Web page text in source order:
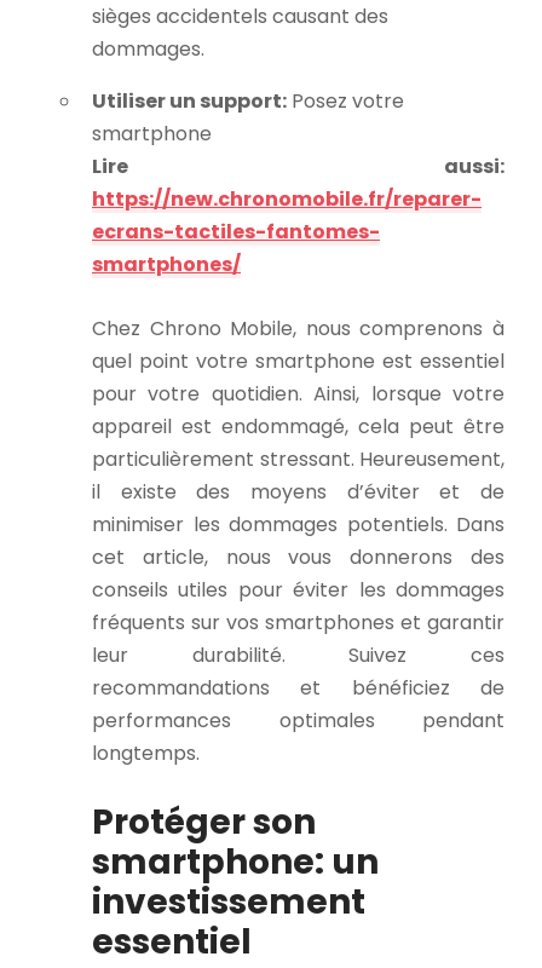
sièges accidentels causant des
dommages.
Utiliser un support: Posez votre
smartphone
Lire aussi:
https://new.chronomobile.fr/reparer-
ecrans-tactiles-fantomes-
smartphones/
Chez Chrono Mobile, nous comprenons à
quel point votre smartphone est essentiel
pour votre quotidien. Ainsi, lorsque votre
appareil est endommagé, cela peut être
particulièrement stressant. Heureusement,
il existe des moyens d’éviter et de
minimiser les dommages potentiels. Dans
cet article, nous vous donnerons des
conseils utiles pour éviter les dommages
fréquents sur vos smartphones et garantir
leur durabilité. Suivez ces
recommandations et bénéficiez de
performances optimales pendant
longtemps.
Protéger son
smartphone: un
investissement
essentiel